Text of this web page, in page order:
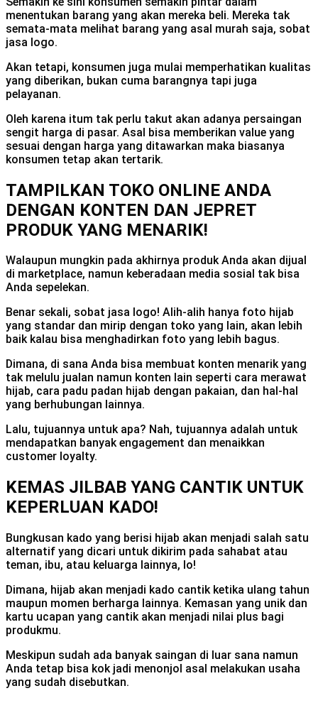
menentukan barang yang akan mereka beli. Mereka tak
semata-mata melihat barang yang asal murah saja, sobat
jasa logo.
Akan tetapi, konsumen juga mulai memperhatikan kualitas
yang diberikan, bukan cuma barangnya tapi juga
pelayanan.
Oleh karena itum tak perlu takut akan adanya persaingan
sengit harga di pasar. Asal bisa memberikan value yang
sesuai dengan harga yang ditawarkan maka biasanya
konsumen tetap akan tertarik.
TAMPILKAN TOKO ONLINE ANDA
DENGAN KONTEN DAN JEPRET
PRODUK YANG MENARIK!
Walaupun mungkin pada akhirnya produk Anda akan dijual
di marketplace, namun keberadaan media sosial tak bisa
Anda sepelekan.
Benar sekali, sobat jasa logo! Alih-alih hanya foto hijab
yang standar dan mirip dengan toko yang lain, akan lebih
baik kalau bisa menghadirkan foto yang lebih bagus.
Dimana, di sana Anda bisa membuat konten menarik yang
tak melulu jualan namun konten lain seperti cara merawat
hijab, cara padu padan hijab dengan pakaian, dan hal-hal
yang berhubungan lainnya.
Lalu, tujuannya untuk apa? Nah, tujuannya adalah untuk
mendapatkan banyak engagement dan menaikkan
customer loyalty.
KEMAS JILBAB YANG CANTIK UNTUK
KEPERLUAN KADO!
Bungkusan kado yang berisi hijab akan menjadi salah satu
alternatif yang dicari untuk dikirim pada sahabat atau
teman, ibu, atau keluarga lainnya, lo!
Dimana, hijab akan menjadi kado cantik ketika ulang tahun
maupun momen berharga lainnya. Kemasan yang unik dan
kartu ucapan yang cantik akan menjadi nilai plus bagi
produkmu.
Meskipun sudah ada banyak saingan di luar sana namun
Anda tetap bisa kok jadi menonjol asal melakukan usaha
yang sudah disebutkan.